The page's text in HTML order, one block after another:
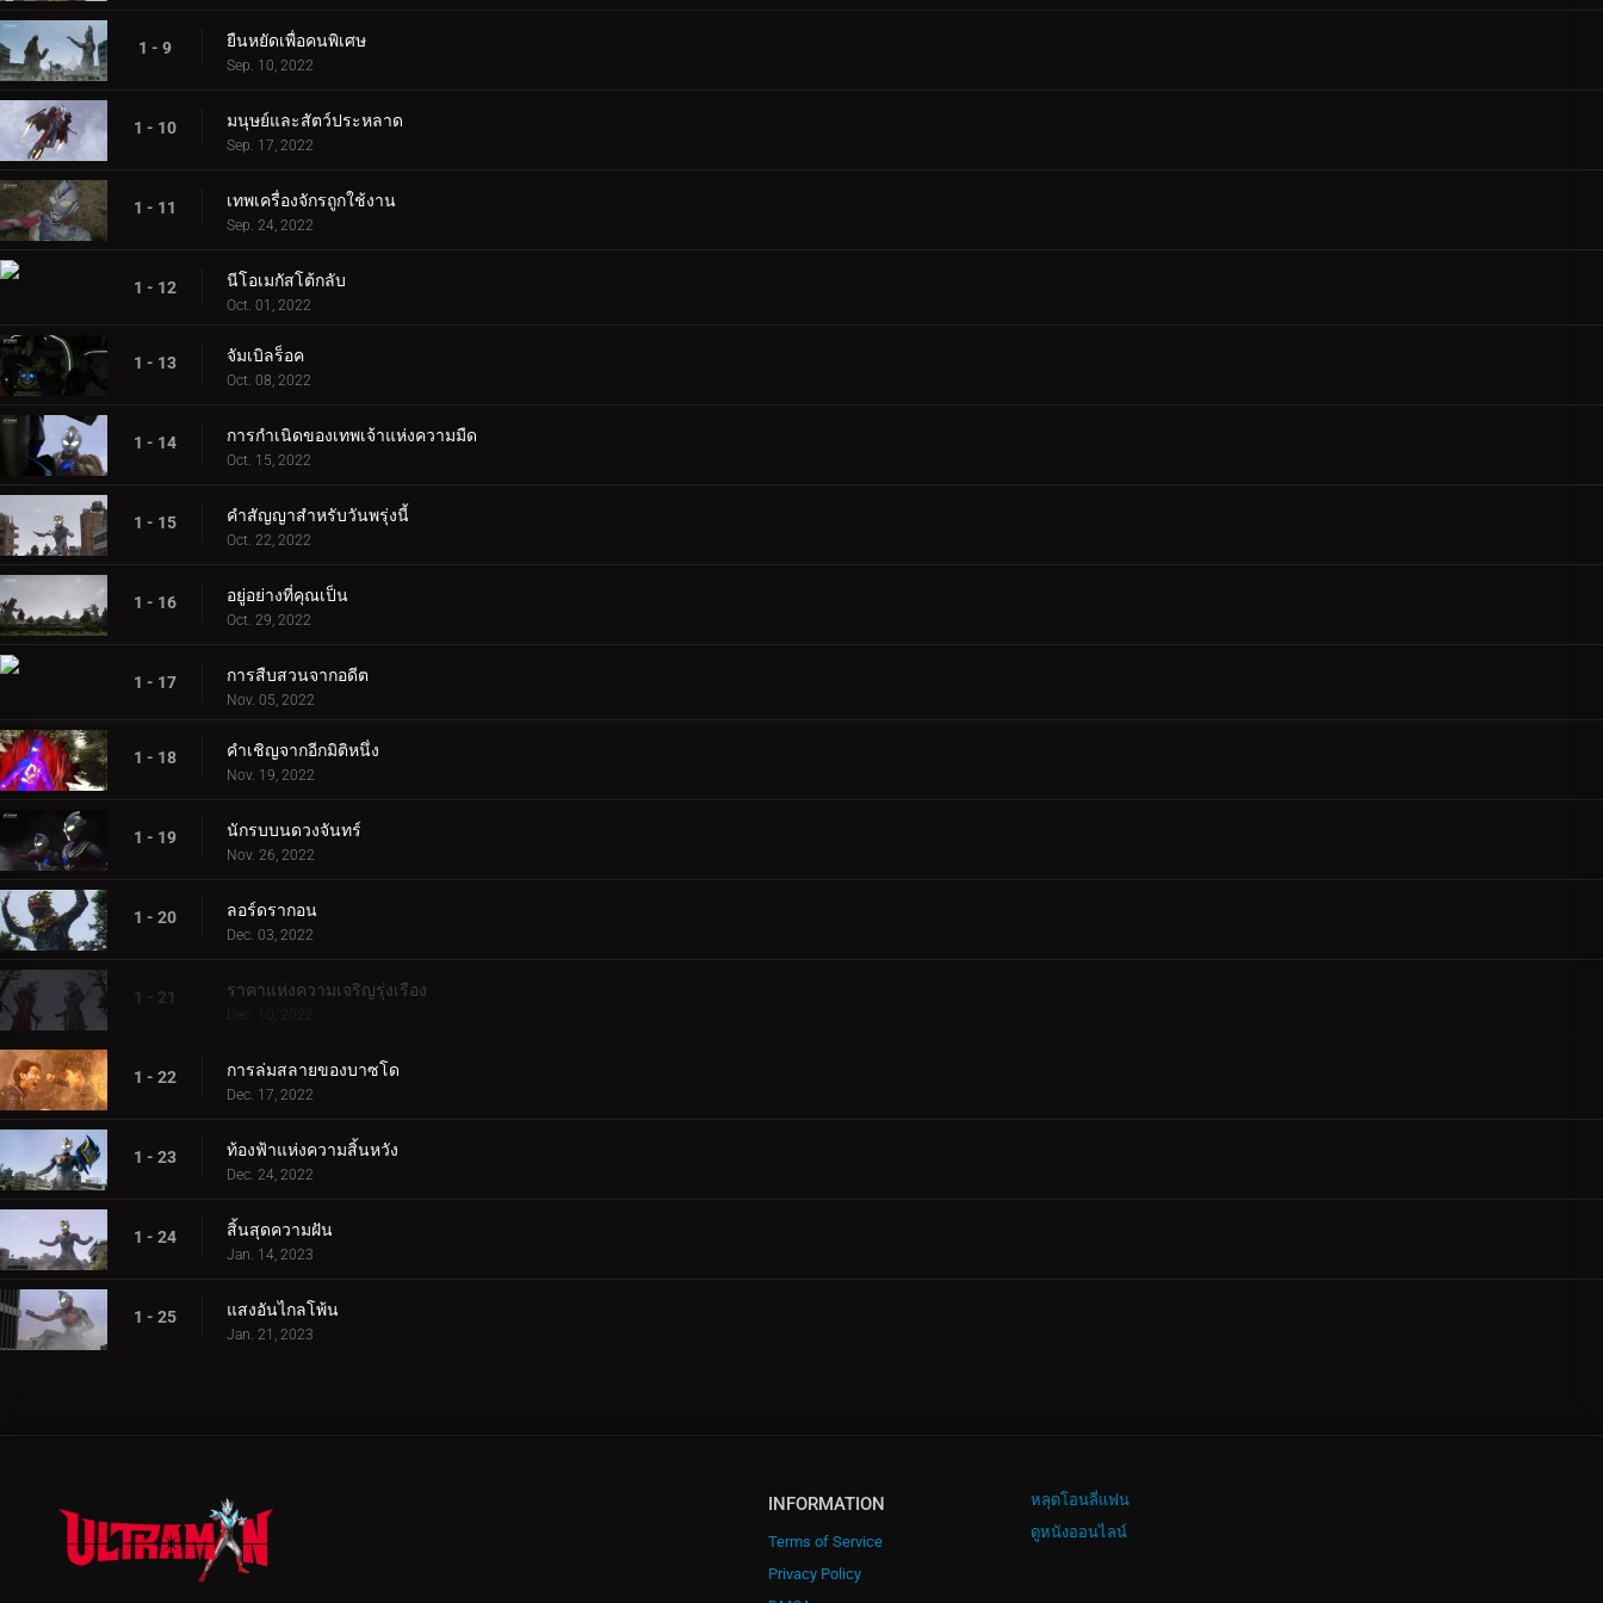
1 - 9 ยืนหยัดเพื่อคนพิเศษ
Sep. 10, 2022
1 - 10 มนุษย์และสัตว์ประหลาด
Sep. 17, 2022
1 - 11 เทพเครื่องจักรถูกใช้งาน
Sep. 24, 2022
1 - 12 นีโอเมกัสโต้กลับ
Oct. 01, 2022
1 - 13 จัมเบิลร็อค
Oct. 08, 2022
1 - 14 การกำเนิดของเทพเจ้าแห่งความมืด
Oct. 15, 2022
1 - 15 คำสัญญาสำหรับวันพรุ่งนี้
Oct. 22, 2022
1 - 16 อยู่อย่างที่คุณเป็น
Oct. 29, 2022
1 - 17 การสืบสวนจากอดีต
Nov. 05, 2022
1 - 18 คำเชิญจากอีกมิติหนึ่ง
Nov. 19, 2022
1 - 19 นักรบบนดวงจันทร์
Nov. 26, 2022
1 - 20 ลอร์ดรากอน
Dec. 03, 2022
1 - 21 ราคาแห่งความเจริญรุ่งเรือง
Dec. 10, 2022
1 - 22 การล่มสลายของบาซโด
Dec. 17, 2022
1 - 23 ท้องฟ้าแห่งความสิ้นหวัง
Dec. 24, 2022
1 - 24 สิ้นสุดความฝัน
Jan. 14, 2023
1 - 25 แสงอันไกลโพ้น
Jan. 21, 2023
INFORMATION
Terms of Service
Privacy Policy
หลุดโอนลี่แฟน
ดูหนังออนไลน์